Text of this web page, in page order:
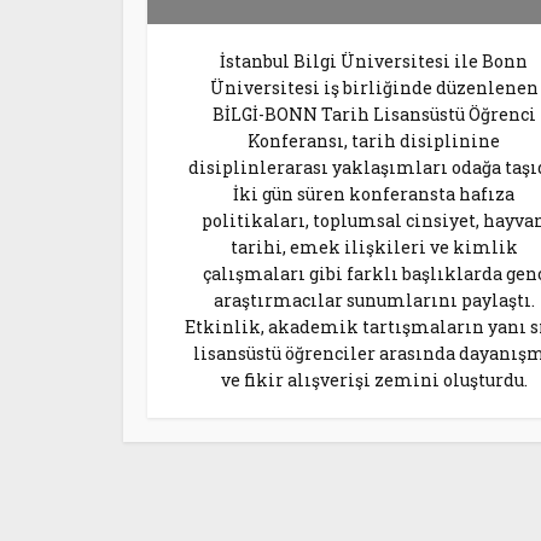
İstanbul Bilgi Üniversitesi ile Bonn
Üniversitesi iş birliğinde düzenlenen
BİLGİ-BONN Tarih Lisansüstü Öğrenci
Konferansı, tarih disiplinine
disiplinlerarası yaklaşımları odağa
İki gün süren konferansta hafıza
politikaları, toplumsal cinsiyet,
tarihi, emek ilişkileri ve kimlik
çalışmaları gibi farklı başlıklarda
araştırmacılar sunumlarını paylaştı.
Etkinlik, akademik tartışmaların yanı
lisansüstü öğrenciler arasında
ve fikir alışverişi zemini oluşturdu.